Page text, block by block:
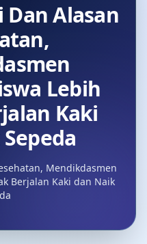
Alasan
Lebih
Kaki
Mendikdasmen
Berjalan Kaki dan Naik